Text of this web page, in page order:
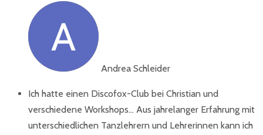
Andrea Schleider
Ich hatte einen Discofox-Club bei Christian und
verschiedene Workshops... Aus jahrelanger Erfahrung mit
unterschiedlichen Tanzlehrern und Lehrerinnen kann ich